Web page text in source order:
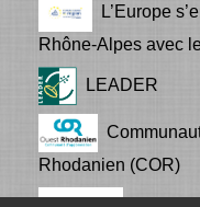
L’Europe
Rhône-Alpes avec
LEADER
Rhodanien (COR)